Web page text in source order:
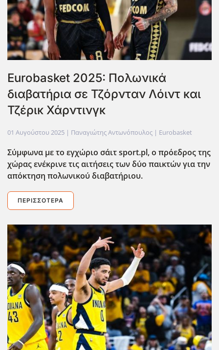
Eurobasket 2025: Πολωνικά
διαβατήρια σε Τζόρνταν Λόιντ και
Τζέρικ Χάρντινγκ
01 Αυγούστου 2025 | Παναγιώτης Αντωνόπουλος | Eurobasket
Σύμφωνα με το εγχώριο σάιτ sport.pl, ο πρόεδρος της
χώρας ενέκρινε τις αιτήσεις των δύο παικτών για την
απόκτηση πολωνικού διαβατήριου.
ΠΕΡΙΣΣΌΤΕΡΑ